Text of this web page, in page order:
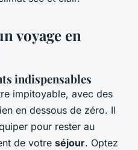
voyage en
indispensables
impitoyable, avec des
en dessous de zéro. Il
pour rester au
de votre séjour. Optez